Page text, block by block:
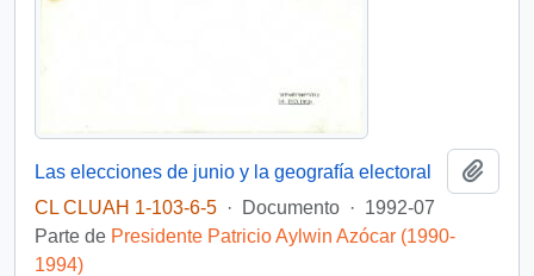
Las elecciones de junio y la geografía electoral
CL CLUAH 1-103-6-5 · Documento · 1992-07
Parte de Presidente Patricio Aylwin Azócar (1990-
1994)